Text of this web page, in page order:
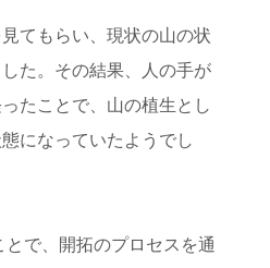
てもらい、現状の山の状
た。その結果、人の手が
たことで、山の植生とし
になっていたようでし
で、開拓のプロセスを通